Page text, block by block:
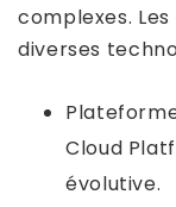
complexes.
diverses
Cloud
évolutive.